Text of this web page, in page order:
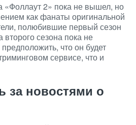
«Фоллаут 2» пока не вышел, но
как фанаты оригинальной
полюбившие первый сезон
сезона пока не
что он будет
сервисе, что и
за новостями о